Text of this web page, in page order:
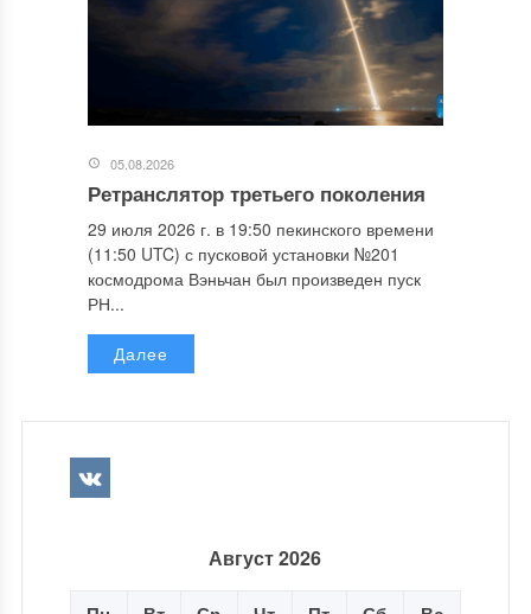
05.08.2026
Ретранслятор третьего поколения
29 июля 2026 г. в 19:50 пекинского времени
(11:50 UTC) с пусковой установки №201
космодрома Вэньчан был произведен пуск
РН...
Далее
Август 2026